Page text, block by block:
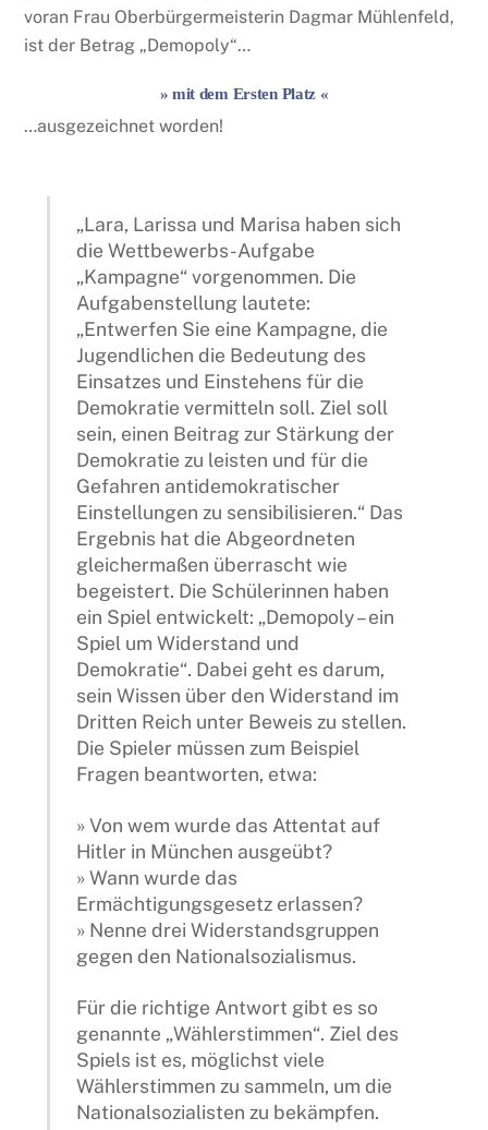
voran Frau Oberbürgermeisterin Dagmar Mühlenfeld,
ist der Betrag „Demopoly“…
» mit dem Ersten Platz «
…ausgezeichnet worden!
„Lara, Larissa und Marisa haben sich
die Wettbewerbs-Aufgabe
„Kampagne“ vorgenommen. Die
Aufgabenstellung lautete:
„Entwerfen Sie eine Kampagne, die
Jugendlichen die Bedeutung des
Einsatzes und Einstehens für die
Demokratie vermitteln soll. Ziel soll
sein, einen Beitrag zur Stärkung der
Demokratie zu leisten und für die
Gefahren antidemokratischer
Einstellungen zu sensibilisieren.“ Das
Ergebnis hat die Abgeordneten
gleichermaßen überrascht wie
begeistert. Die Schülerinnen haben
ein Spiel entwickelt: „Demopoly – ein
Spiel um Widerstand und
Demokratie“. Dabei geht es darum,
sein Wissen über den Widerstand im
Dritten Reich unter Beweis zu stellen.
Die Spieler müssen zum Beispiel
Fragen beantworten, etwa:
» Von wem wurde das Attentat auf
Hitler in München ausgeübt?
» Wann wurde das
Ermächtigungsgesetz erlassen?
» Nenne drei Widerstandsgruppen
gegen den Nationalsozialismus.
Für die richtige Antwort gibt es so
genannte „Wählerstimmen“. Ziel des
Spiels ist es, möglichst viele
Wählerstimmen zu sammeln, um die
Nationalsozialisten zu bekämpfen.